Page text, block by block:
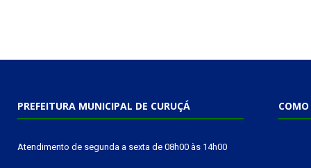
PREFEITURA MUNICIPAL DE CURUÇÁ
Atendimento de segunda a sexta de 08h00 às 14h00
COMO